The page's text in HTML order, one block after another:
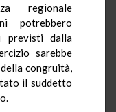
regionale
potrebbero
previsti dalla
sarebbe
congruità,
il suddetto